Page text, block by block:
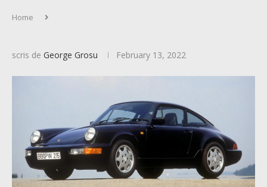
Home
scris de George Grosu February 13, 2022